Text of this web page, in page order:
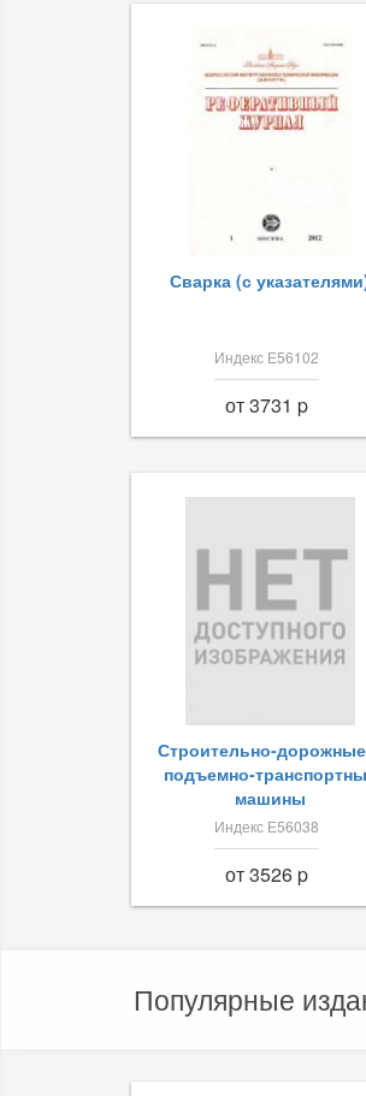
Сварка (с
Индекс Е56102
от 3731 p
Строительно-
подъемно-
машины
Индекс Е56038
от 3526 p
Популярные